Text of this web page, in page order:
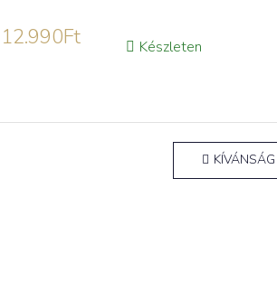
12.990Ft Készleten